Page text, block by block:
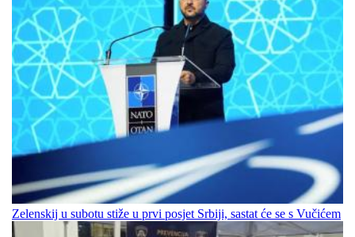
Zelenskij u subotu stiže u prvi posjet Srbiji, sastat će se s Vučićem